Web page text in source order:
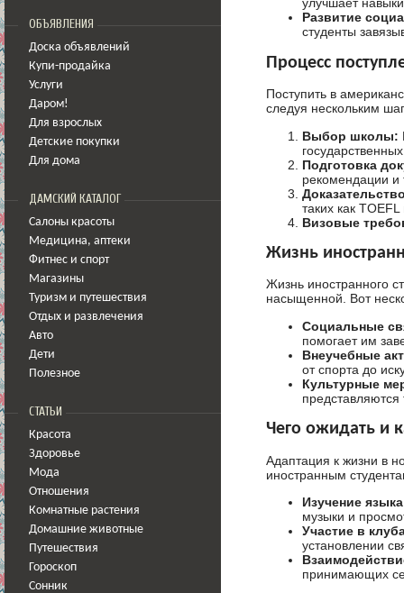
ОБЪЯВЛЕНИЯ
Доска объявлений
Купи-продайка
Услуги
Даром!
Для взрослых
Детские покупки
Для дома
ДАМСКИЙ КАТАЛОГ
Салоны красоты
Медицина, аптеки
Фитнес и спорт
Магазины
Туризм и путешествия
Отдых и развлечения
Авто
Дети
Полезное
СТАТЬИ
Красота
Здоровье
Мода
Отношения
Комнатные растения
Домашние животные
Путешествия
Гороскоп
Сонник
улучшает
Развитие
студенты
Процесс
Поступить в
следуя нескольким
Выбор школы:
Подготовка
рекомендации и
таких как
Визовые
Жизнь
Жизнь иностранного
насыщенной. Вот
Социальные
помогает им
Внеучебные
от спорта до
Культурные
Чего ожидать и
Адаптация к жизни в
иностранным
Изучение
музыки и
Участие в
установлении
принимающих